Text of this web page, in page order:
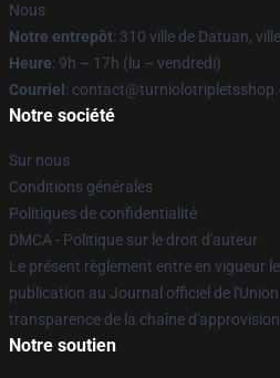
Nous
Notre entrepôt: 310 ville de Datuan,
Heure: 9h – 17h (lu – vendredi)
Courriel :
Notre société
Sur nous
Conditions générales
Politiques de confidentialité
DMCA - Politique sur le droit d'auteur
Le présent règlement entre en vigueur
publication au Journal officiel de
transparence de la chaîne
Notre soutien